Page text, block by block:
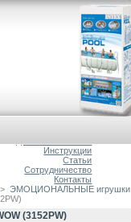
Инструкции
Статьи
Сотрудничество
Контакты
> ЭМОЦИОНАЛЬНЫЕ игрушки
(3152PW)